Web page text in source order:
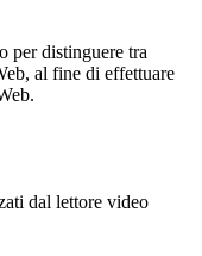
per distinguere tra
al fine di effettuare
dal lettore video